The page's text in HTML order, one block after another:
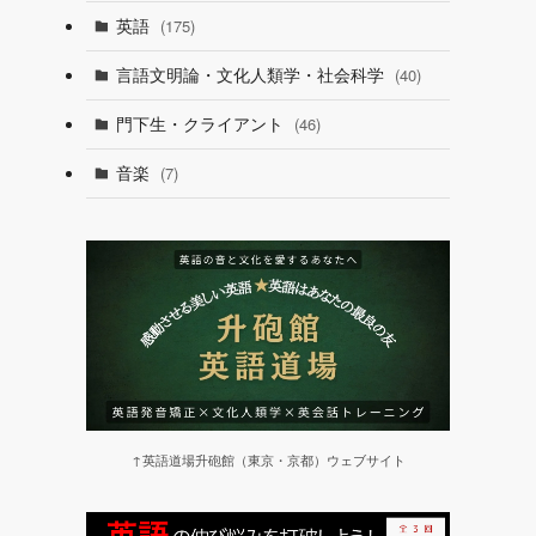
英語 (175)
言語文明論・文化人類学・社会科学 (40)
門下生・クライアント (46)
音楽 (7)
↑英語道場升砲館（東京・京都）ウェブサイト